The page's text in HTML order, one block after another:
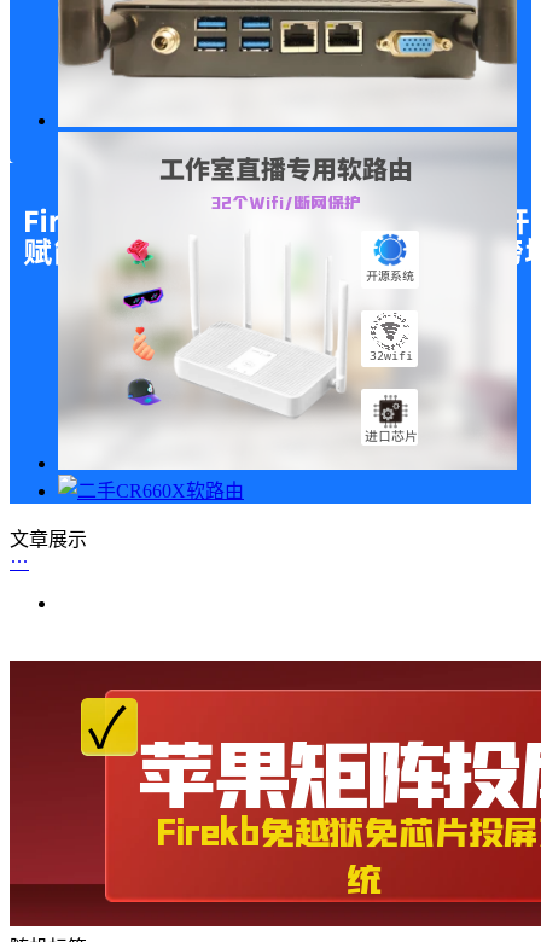
文章展示